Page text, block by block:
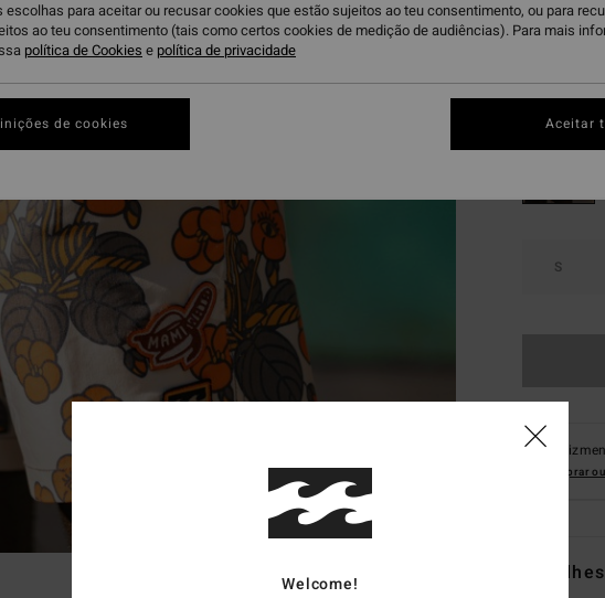
DUPLA
CorStone
S
Comprar
Welcome!
escolhas para aceitar ou recusar cookies que estão sujeitos ao teu consentimento, ou para
ao teu consentimento (tais como certos cookies de medição de audiências). Para mais
política de Cookies e política de privacidade
de cookies Aceitar